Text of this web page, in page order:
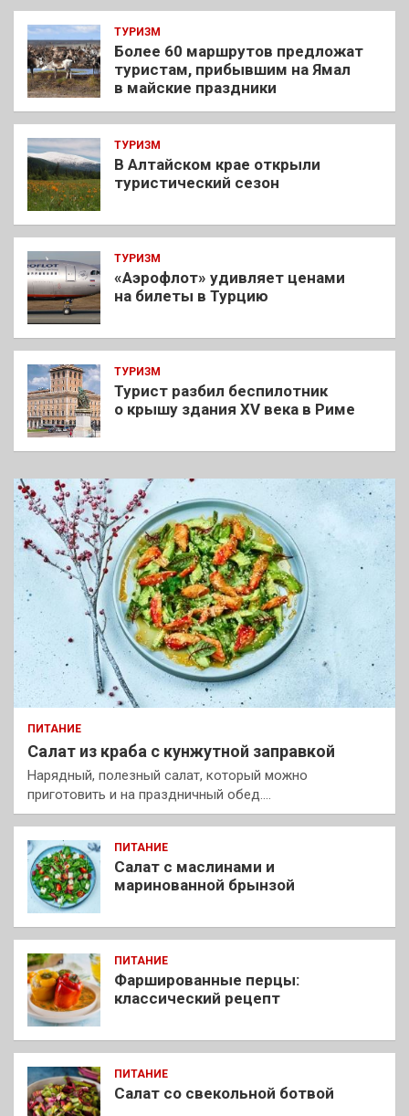
ТУРИЗМ
Более 60 маршрутов предложат
туристам, прибывшим на Ямал
в майские праздники
ТУРИЗМ
В Алтайском крае открыли
туристический сезон
ТУРИЗМ
«Аэрофлот» удивляет ценами
на билеты в Турцию
ТУРИЗМ
Турист разбил беспилотник
о крышу здания XV века в Риме
ПИТАНИЕ
Салат из краба с кунжутной заправкой
Нарядный, полезный салат, который можно
приготовить и на праздничный обед.…
ПИТАНИЕ
Салат с маслинами и
маринованной брынзой
ПИТАНИЕ
Фаршированные перцы:
классический рецепт
ПИТАНИЕ
Салат со свекольной ботвой